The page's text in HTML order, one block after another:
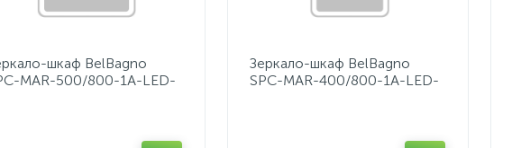
шкаф BelBagno
MAR-500/800-1A-LED-
Зеркало-шкаф BelBagno
SPC-MAR-400/800-1A-LED-